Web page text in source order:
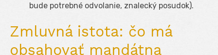
bude potrebné odvolanie, znalecký posudok).
Zmluvná istota: čo má
obsahovať mandátna